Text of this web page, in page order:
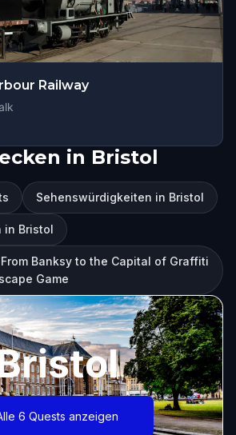
Railway
in Bristol
Sehenswürdigkeiten in Bristol
in Bristol
Banksy to the Capital of Graffiti
Game
6 Quests anzeigen